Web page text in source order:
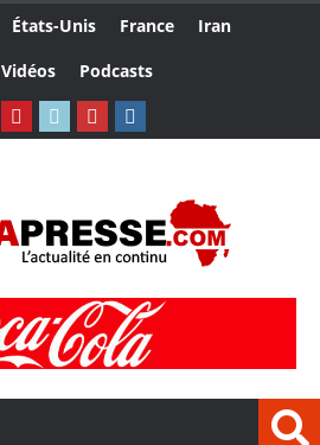
États-Unis France
Iran
Vidéos Podcasts